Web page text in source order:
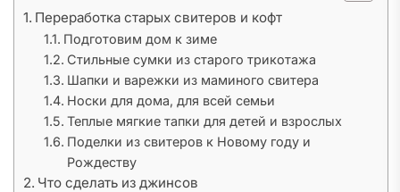
Переработка старых свитеров и кофт
Подготовим дом к зиме
Стильные сумки из старого трикотажа
Шапки и варежки из маминого свитера
Носки для дома, для всей семьи
Теплые мягкие тапки для детей и взрослых
Поделки из свитеров к Новому году и
Рождеству
Что сделать из джинсов